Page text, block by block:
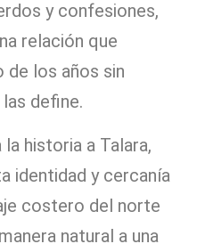
y confesiones,
relación que
de los años sin
define.
historia a Talara,
identidad y cercanía
costero del norte
natural a una